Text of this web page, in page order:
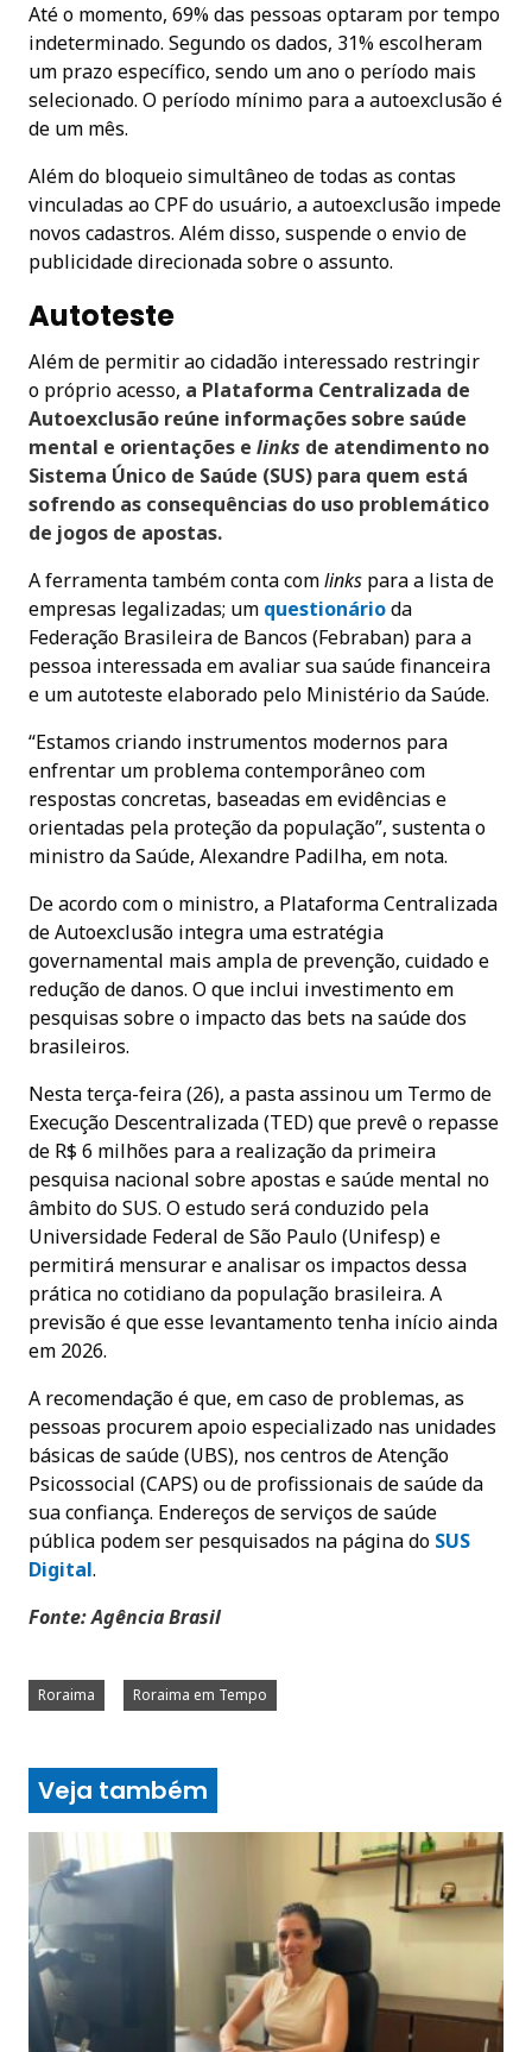
Até o momento, 69% das pessoas optaram por tempo
indeterminado. Segundo os dados, 31% escolheram
um prazo específico, sendo um ano o período mais
selecionado. O período mínimo para a autoexclusão é
de um mês.
Além do bloqueio simultâneo de todas as contas
vinculadas ao CPF do usuário, a autoexclusão impede
novos cadastros. Além disso, suspende o envio de
publicidade direcionada sobre o assunto.
Autoteste
Além de permitir ao cidadão interessado restringir
o próprio acesso, a Plataforma Centralizada de
Autoexclusão reúne informações sobre saúde
mental e orientações e links de atendimento no
Sistema Único de Saúde (SUS) para quem está
sofrendo as consequências do uso problemático
de jogos de apostas.
A ferramenta também conta comlinks para a lista de
empresas legalizadas; um questionárioda
Federação Brasileira de Bancos (Febraban) para a
pessoa interessada em avaliar sua saúde financeira
e um autoteste elaborado pelo Ministério da Saúde.
“Estamos criando instrumentos modernos para
enfrentar um problema contemporâneo com
respostas concretas, baseadas em evidências e
orientadas pela proteção da população”, sustenta o
ministro da Saúde, Alexandre Padilha, em nota.
De acordo com o ministro, a Plataforma Centralizada
de Autoexclusão integra uma estratégia
governamental mais ampla de prevenção, cuidado e
redução de danos. O que inclui investimento em
pesquisas sobre o impacto das bets na saúde dos
brasileiros.
Nesta terça-feira (26), a pasta assinou um Termo de
Execução Descentralizada (TED) que prevê o repasse
de R$ 6 milhões para a realização da primeira
pesquisa nacional sobre apostas e saúde mental no
âmbito do SUS. O estudo será conduzido pela
Universidade Federal de São Paulo (Unifesp) e
permitirá mensurar e analisar os impactos dessa
prática no cotidiano da população brasileira. A
previsão é que esse levantamento tenha início ainda
em 2026.
A recomendação é que, em caso de problemas, as
pessoas procurem apoio especializado nas unidades
básicas de saúde (UBS), nos centros de Atenção
Psicossocial (CAPS) ou de profissionais de saúde da
sua confiança. Endereços de serviços de saúde
pública podem ser pesquisados na página do SUS
Digital.
Fonte: Agência Brasil
Roraima Roraima em Tempo
Veja também